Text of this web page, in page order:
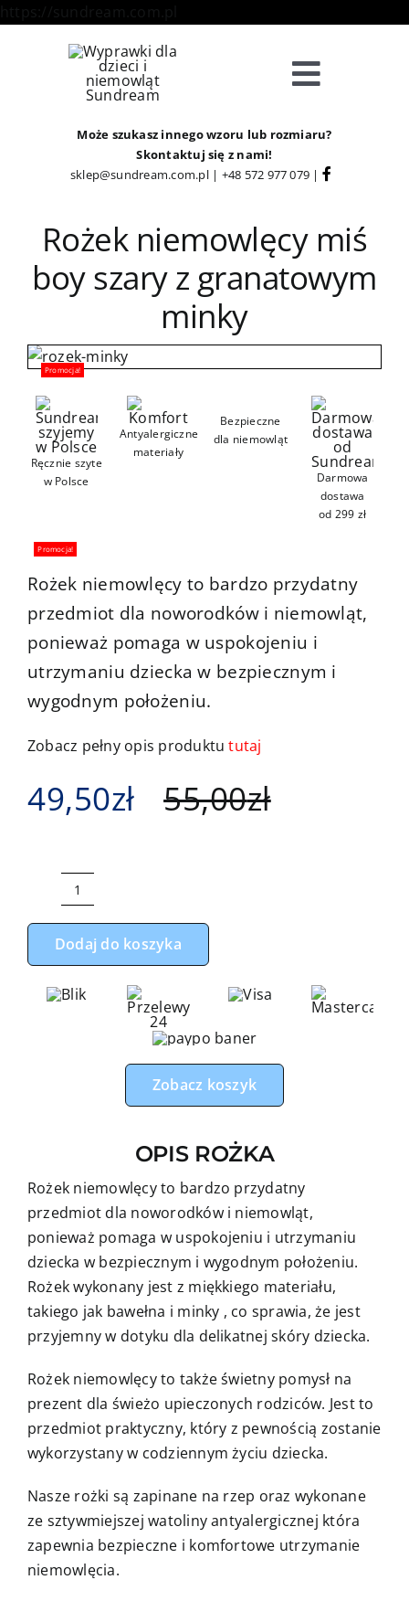
Toggle
Sklep
Strefa Klienta
O Nas
Kontakt
Może szukasz innego wzoru lub rozmiaru?
Skontaktuj się z nami!
sklep@sundream.com.pl| +48 572 977 079 |
Rożek niemowlęcy miś
boy szary z granatowym
minky
Promocja!
Ręcznie szyte
w Polsce
Antyalergiczne
materiały
Bezpieczne
dla niemowląt
Darmowa
dostawa
od 299 zł
Rożek niemowlęcy to bardzo przydatny
przedmiot dla noworodków i niemowląt,
ponieważ pomaga w uspokojeniu i
utrzymaniu dziecka w bezpiecznym i
wygodnym położeniu.
Zobacz pełny opis produktututaj
55,00zł
49,50zł
Promocja!
ilość
Rożek
niemowlęcy
boy
granatowym
Dodaj do koszyka
Zobacz koszyk
OPIS ROŻKA
Rożek niemowlęcy to bardzo przydatny
przedmiot dla noworodków i niemowląt,
ponieważ pomaga w uspokojeniu i utrzymaniu
dziecka w bezpiecznym i wygodnym położeniu.
Rożek wykonany jest z miękkiego materiału,
takiego jak bawełna i minky , co sprawia, że jest
przyjemny w dotyku dla delikatnej skóry dziecka.
Rożek niemowlęcy to także świetny pomysł na
prezent dla świeżo upieczonych rodziców. Jest to
przedmiot praktyczny, który z pewnością zostanie
wykorzystany w codziennym życiu dziecka.
Nasze rożki są zapinane na rzep oraz wykonane
ze sztywmiejszej watoliny antyalergicznej która
zapewnia bezpieczne i komfortowe utrzymanie
niemowlęcia.